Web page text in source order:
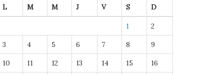
L M M J V S D
1 2
3 4 5 6 7 8 9
10 11 12 13 14 15 16